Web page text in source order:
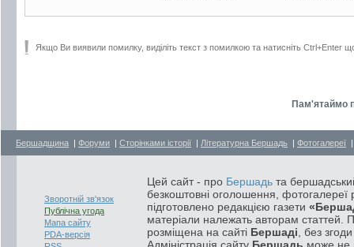
Якщо Ви виявили помилку, виділіть текст з помилкою та натисніть Ctrl+Enter
Пам'ятаймо
Бершадщина | Форуми | Сторінками історії | Літературна Бершадь | Фотогалереї
Зворотній зв'язок
Публічна угода
Мапа сайту
PDA-версія
Цей сайт - про Бершадь та
безкоштовні оголошення, фотогалереї
підготовлено редакцією газети
матеріали належать авторам статтей.
розміщена на сайті Бершаді , без